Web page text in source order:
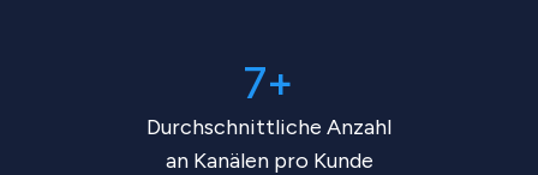
7+
Durchschnittliche Anzahl
an Kanälen pro Kunde